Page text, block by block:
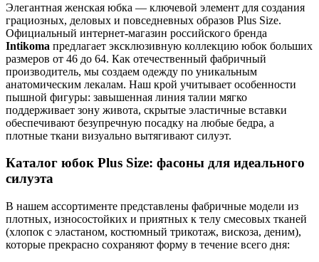
Элегантная женская юбка — ключевой элемент для создания
грациозных, деловых и повседневных образов Plus Size.
Официальный интернет-магазин российского бренда
Intikoma предлагает эксклюзивную коллекцию юбок больших
размеров от 46 до 64. Как отечественный фабричный
производитель, мы создаем одежду по уникальным
анатомическим лекалам. Наш крой учитывает особенности
пышной фигуры: завышенная линия талии мягко
поддерживает зону живота, скрытые эластичные вставки
обеспечивают безупречную посадку на любые бедра, а
плотные ткани визуально вытягивают силуэт.
Каталог юбок Plus Size: фасоны для идеального
силуэта
В нашем ассортименте представлены фабричные модели из
плотных, износостойких и приятных к телу смесовых тканей
(хлопок с эластаном, костюмный трикотаж, вискоза, деним),
которые прекрасно сохраняют форму в течение всего дня: